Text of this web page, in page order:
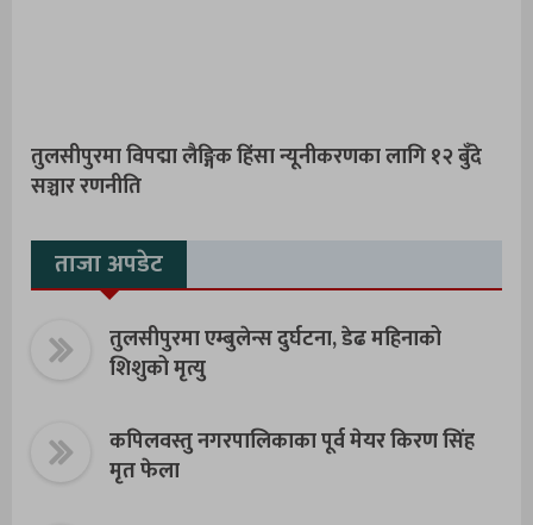
तुलसीपुरमा विपद्मा लैङ्गिक हिंसा न्यूनीकरणका लागि १२ बुँदे
सञ्चार रणनीति
ताजा अपडेट
तुलसीपुरमा एम्बुलेन्स दुर्घटना, डेढ महिनाको
शिशुको मृत्यु
कपिलवस्तु नगरपालिकाका पूर्व मेयर किरण सिंह
मृत फेला